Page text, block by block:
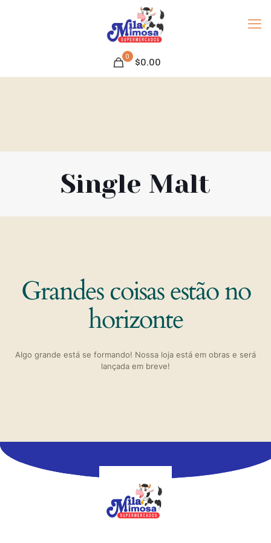
0
$0.00
Single Malt
Grandes coisas estão no
horizonte
Algo grande está se formando! Nossa loja está em obras e será
lançada em breve!